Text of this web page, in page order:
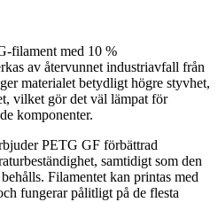
filament med 10 %
av återvunnet industriavfall från
materialet betydligt högre styvhet,
vilket gör det väl lämpat för
komponenter.
PETG GF förbättrad
samtidigt som den
Filamentet kan printas med
fungerar pålitligt på de flesta